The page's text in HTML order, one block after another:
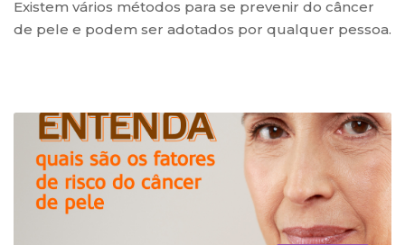
Existem vários métodos para se prevenir do câncer
de pele e podem ser adotados por qualquer pessoa.